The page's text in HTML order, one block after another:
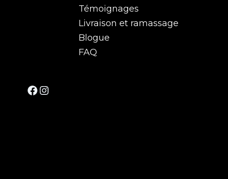
Témoignages
Livraison et ramassage
Blogue
FAQ
Facebook
Instagram